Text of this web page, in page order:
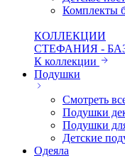
Комплекты
КОЛЛЕКЦИИ
СТЕФАНИЯ -
К коллекции
Подушки
Смотреть
Подушки
Подушки
Детские
Одеяла